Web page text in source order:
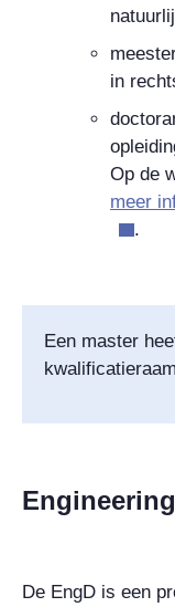
in
Op de
meer
.
Een master
De EngD is een